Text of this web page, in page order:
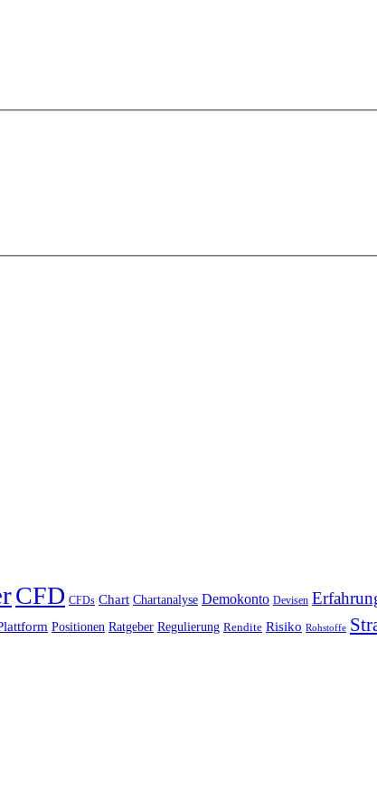
CFD CFDs Chart Chartanalyse Demokonto Devisen
Positionen Ratgeber Regulierung Rendite Risiko Rohstoffe